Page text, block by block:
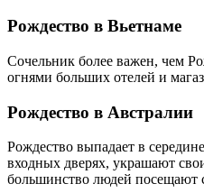
Рождество в Вьетнаме
Сочельник более важен, чем
огнями больших отелей и
Рождество в Австралии
Рождество выпадает в
входных дверях, украшают
большинство людей посещают